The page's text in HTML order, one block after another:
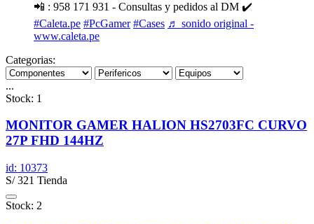
📲 : 958 171 931 - Consultas y pedidos al DM ✔️
#Caleta.pe #PcGamer #Cases ♬ sonido original -
www.caleta.pe
Categorias:
...
Stock: 1
MONITOR GAMER HALION HS2703FC CURVO
27P FHD 144HZ
id: 10373
S/ 321 Tienda
Stock: 2